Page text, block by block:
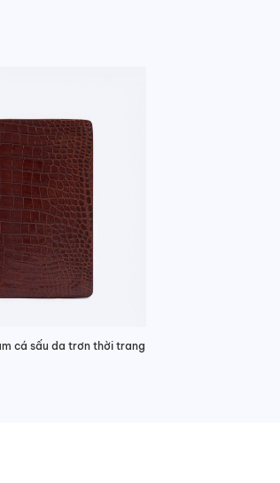
cá sấu da trơn thời trang